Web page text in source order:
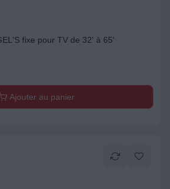
fixe pour TV de 32' à 65'
Ajouter au panier